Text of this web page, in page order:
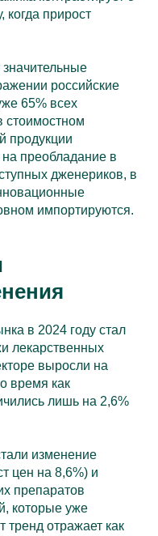
когда прирост
российские
65% всех
стоимостном
продукции
на преобладание в
дженериков, в
импортируются.
в 2024 году стал
лекарственных
выросли на
время как
лишь на 2,6%
изменение
цен на 8,6%) и
препаратов
которые уже
тренд отражает как